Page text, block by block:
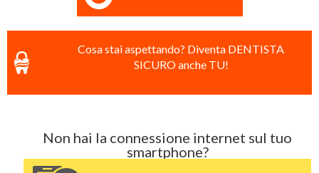
Cosa stai aspettando? Diventa DENTISTA
SICURO anche TU!
Non hai la connessione internet sul tuo
smartphone?